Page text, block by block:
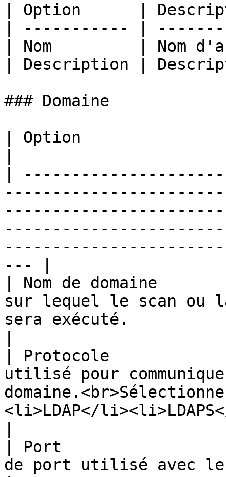
| Option      |
| ----------- |
| Nom         | Nom
| Description |
### Domaine
| Option
|
--- |
| Nom de domaine
sur lequel le scan ou
sera exécuté.
| Protocole
utilisé pour
<li>LDAP</
| Port
de port utilisé avec